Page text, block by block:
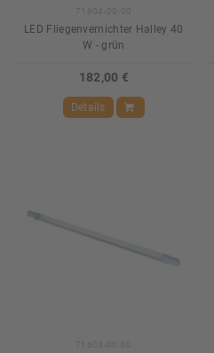
LED Fliegenvernichter Halley 40
W - grün
182,00 €
Details